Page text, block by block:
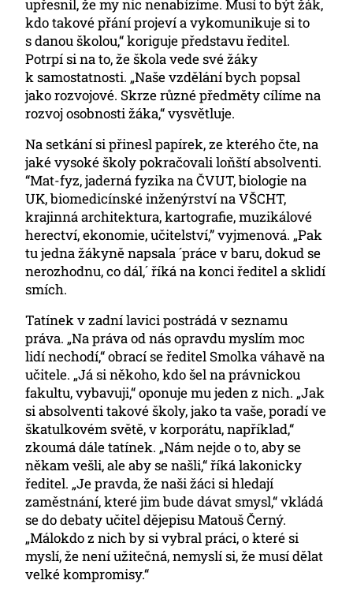
upřesnil, že my nic nenabízíme. Musí to být žák,
kdo takové přání projeví a vykomunikuje si to
s danou školou,“ koriguje představu ředitel.
Potrpí si na to, že škola vede své žáky
k samostatnosti. „Naše vzdělání bych popsal
jako rozvojové. Skrze různé předměty cílíme na
rozvoj osobnosti žáka,“ vysvětluje.
Na setkání si přinesl papírek, ze kterého čte, na
jaké vysoké školy pokračovali loňští absolventi.
“Mat-fyz, jaderná fyzika na ČVUT, biologie na
UK, biomedicínské inženýrství na VŠCHT,
krajinná architektura, kartografie, muzikálové
herectví, ekonomie, učitelství,” vyjmenová. „Pak
tu jedna žákyně napsala ´práce v baru, dokud se
nerozhodnu, co dál,´ říká na konci ředitel a sklidí
smích.
Tatínek v zadní lavici postrádá v seznamu
práva. „Na práva od nás opravdu myslím moc
lidí nechodí,“ obrací se ředitel Smolka váhavě na
učitele. „Já si někoho, kdo šel na právnickou
fakultu, vybavuji,“ oponuje mu jeden z nich. „Jak
si absolventi takové školy, jako ta vaše, poradí ve
škatulkovém světě, v korporátu, například,“
zkoumá dále tatínek. „Nám nejde o to, aby se
někam vešli, ale aby se našli,“ říká lakonicky
ředitel. „Je pravda, že naši žáci si hledají
zaměstnání, které jim bude dávat smysl,“ vkládá
se do debaty učitel dějepisu Matouš Černý.
„Málokdo z nich by si vybral práci, o které si
myslí, že není užitečná, nemyslí si, že musí dělat
velké kompromisy.“